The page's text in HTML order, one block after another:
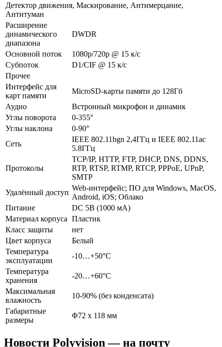
Детектор движения, Маскирование, Антимерцание,
Антитуман
Расширение
динамического
диапазона
DWDR
Основной поток
1080p/720p @ 15 к/с
Субпоток
D1/CIF @ 15 к/с
Прочее
Интерфейс для
карт памяти
MicroSD-карты памяти до 128Гб
Аудио
Встронный микрофон и динамик
Углы поворота
0-355°
Углы наклона
0-90°
Сеть
IEEE 802.11bgn 2,4ГГц и IEEE 802.11ac
5.8ГГц
Протоколы
TCP/IP, HTTP, FTP, DHCP, DNS, DDNS,
RTP, RTSP, RTMP, RTCP, PPPoE, UPnP,
SMTP
Удалённый доступ
Web-интерфейс; ПО для Windows, MacOS,
Android, iOS; Облако
Питание
DC 5В (1000 мА)
Материал корпуса Пластик
Класс защиты
нет
Цвет корпуса
Белый
Температура
эксплуатации
-10…+50°С
Температура
хранения
-20…+60°С
Максимальная
влажность
10-90% (без конденсата)
Габаритные
размеры
Φ72 х 118 мм
Новости Polyvision — на почту